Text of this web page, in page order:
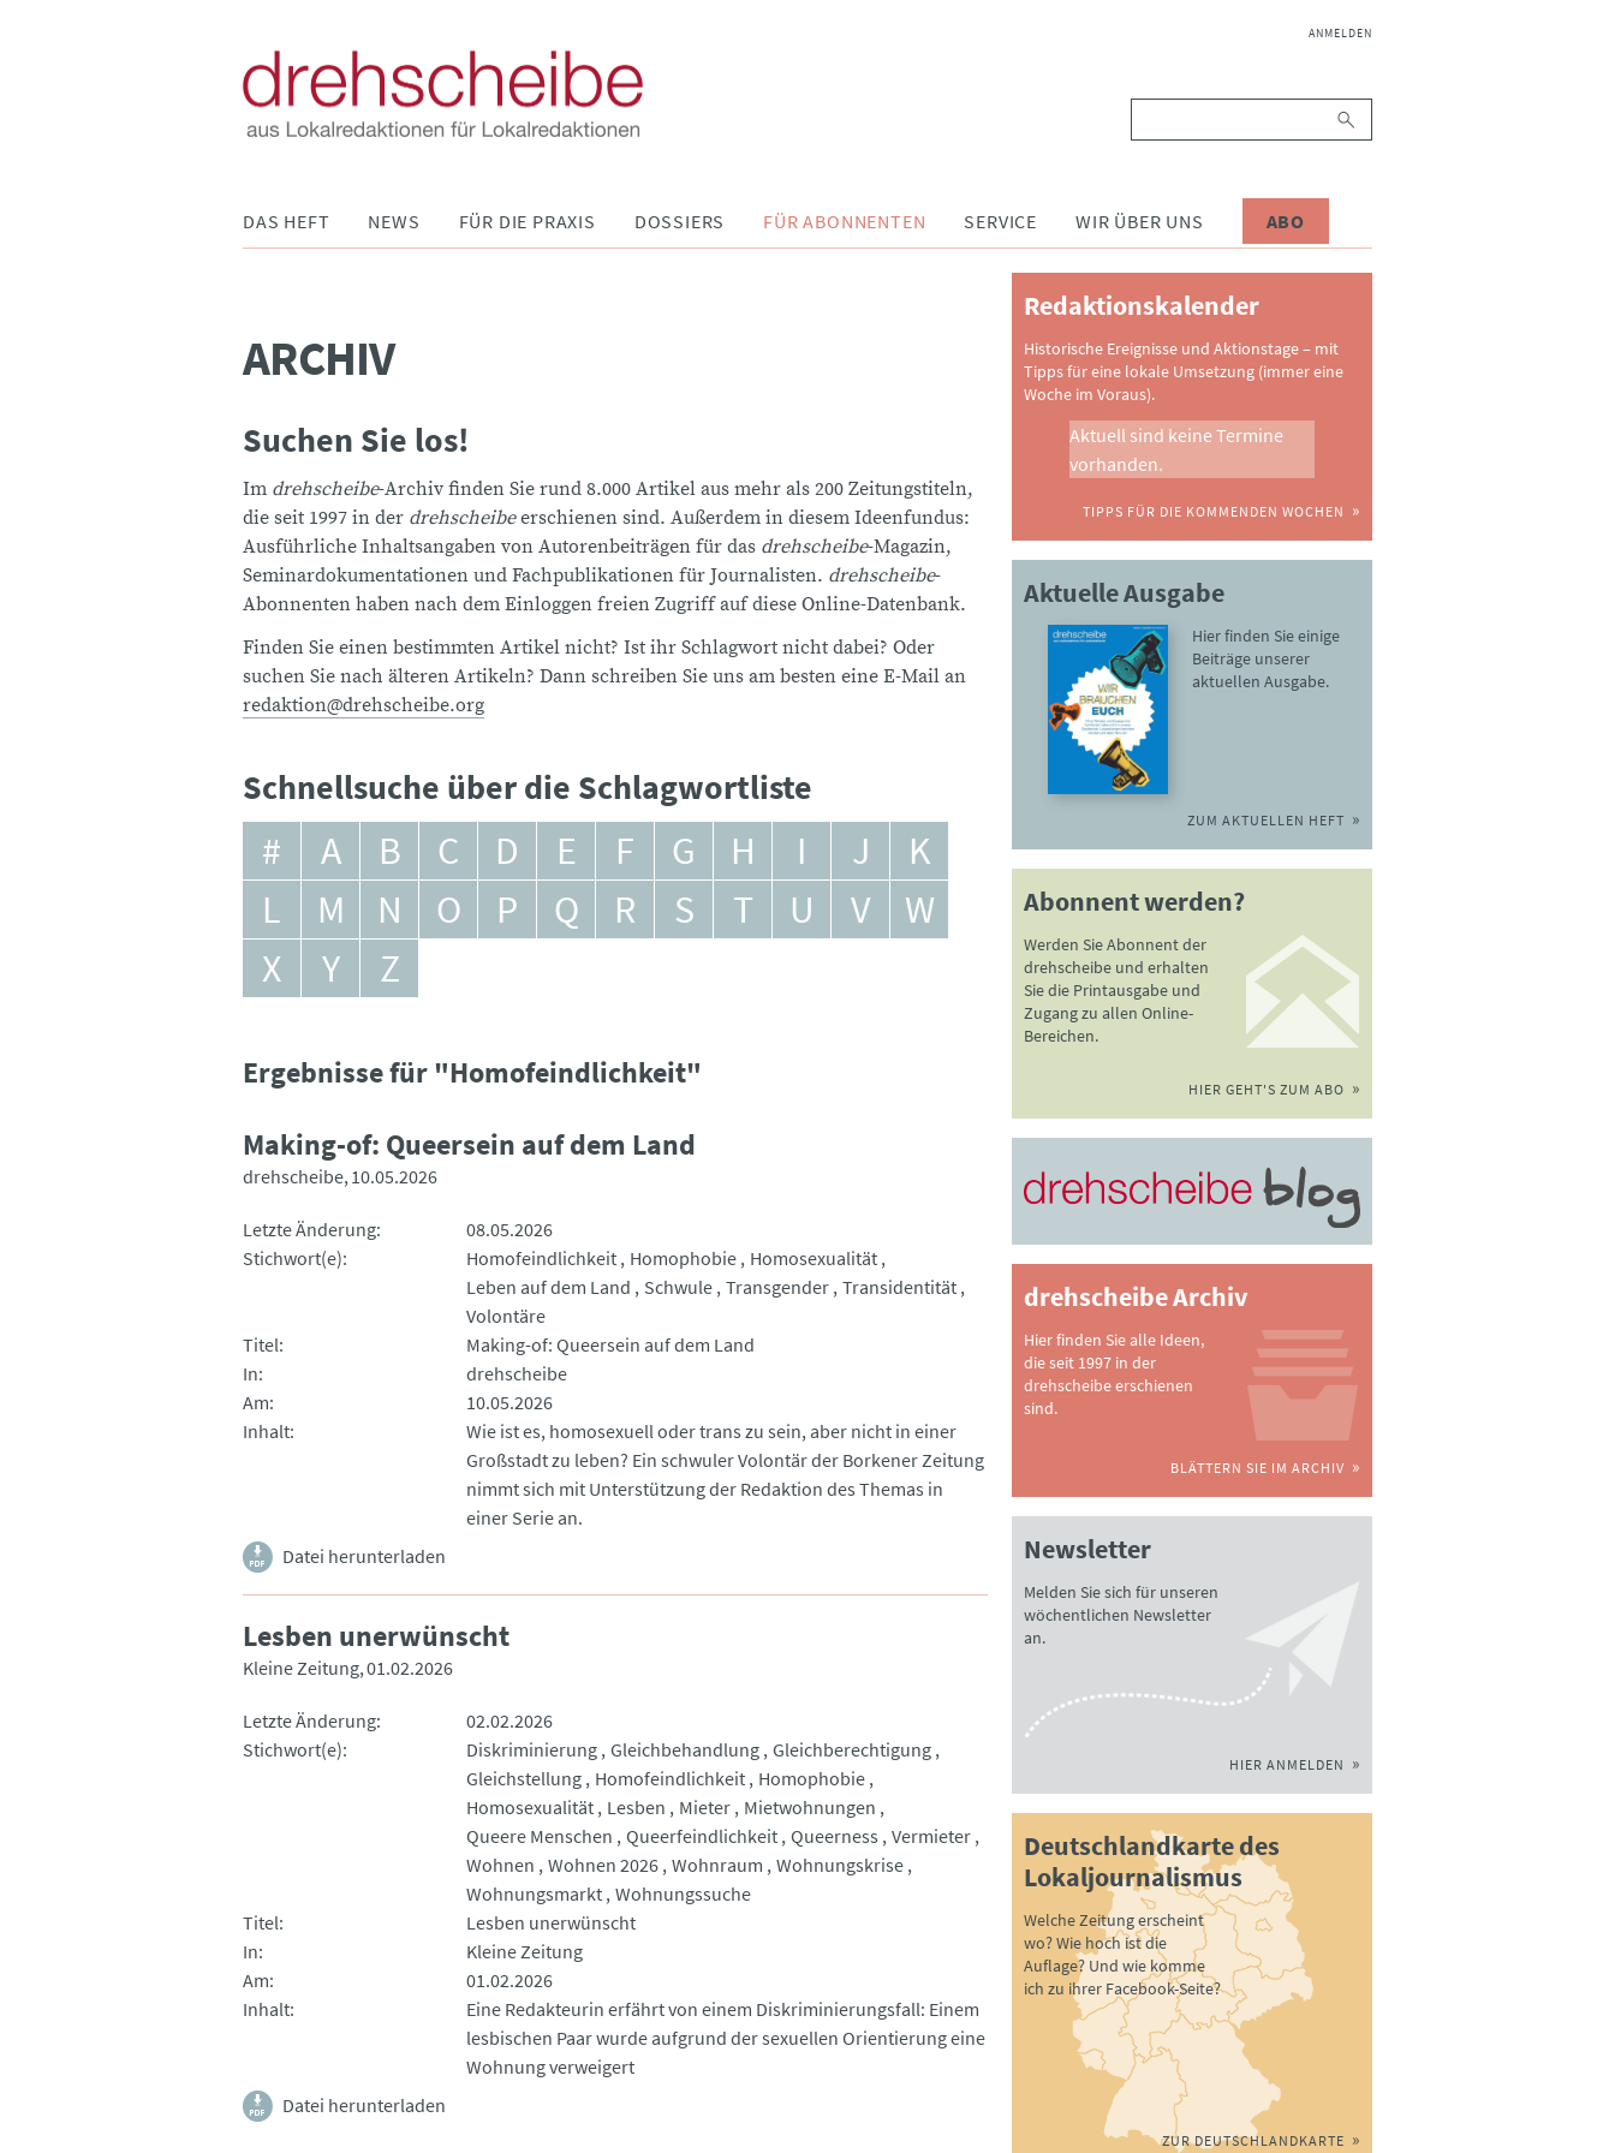
NAVIGATION
ANMELDEN
DAS HEFT NEWS FÜR DIE PRAXIS DOSSIERS FÜR ABONNENTEN SERVICE WIR ÜBER UNS ABO
ARCHIV
Suchen Sie los!
Im drehscheibe-Archiv finden Sie rund 8.000 Artikel aus mehr als 200 Zeitungstiteln,
die seit 1997 in der drehscheibeerschienen sind. Außerdem in diesem Ideenfundus:
Ausführliche Inhaltsangaben von Autorenbeiträgen für das drehscheibe-Magazin,
Seminardokumentationen und Fachpublikationen für Journalisten. drehscheibe-
Abonnenten haben nach dem Einloggen freien Zugriff auf diese Online-Datenbank.
Finden Sie einen bestimmten Artikel nicht? Ist ihr Schlagwort nicht dabei? Oder
suchen Sie nach älteren Artikeln? Dann schreiben Sie uns am besten eine E-Mail an
redaktion@drehscheibe.org
Schnellsuche über die Schlagwortliste
# A B C D E F G H I J
K
L
M N O P Q R S T U V
W
X
Y Z
Ergebnisse für "Homofeindlichkeit"
Making-of: Queersein auf dem Land
drehscheibe 10.05.2026
Letzte Änderung
08.05.2026
Stichwort(e)
Homofeindlichkeit Homophobie
Homosexualität
Leben auf dem Land
Schwule Transgender Transidentität
Volontäre
Titel
Making-of: Queersein auf dem Land
In
drehscheibe
Am
10.05.2026
Inhalt
Wie ist es, homosexuell oder trans zu sein, aber nicht in einer
Großstadt zu leben? Ein schwuler Volontär der Borkener Zeitung
nimmt sich mit Unterstützung der Redaktion des Themas in
einer Serie an.
Datei herunterladen
Lesben unerwünscht
Kleine Zeitung 01.02.2026
Letzte Änderung
02.02.2026
Stichwort(e)
Diskriminierung Gleichbehandlung Gleichberechtigung
Gleichstellung
Homofeindlichkeit
Homophobie
Homosexualität
Lesben Mieter
Mietwohnungen
Queere Menschen Queerfeindlichkeit Queerness Vermieter
Wohnen Wohnen 2026 Wohnraum Wohnungskrise
Wohnungsmarkt Wohnungssuche
Titel
Lesben unerwünscht
In
Kleine Zeitung
Am
01.02.2026
Inhalt
Eine Redakteurin erfährt von einem Diskriminierungsfall: Einem
lesbischen Paar wurde aufgrund der sexuellen Orientierung eine
Wohnung verweigert
Datei herunterladen
Redaktionskalender
Historische Ereignisse und Aktionstage – mit
Tipps für eine lokale Umsetzung (immer eine
Woche im Voraus).
Aktuell sind keine Termine
vorhanden.
TIPPS FÜR DIE KOMMENDEN WOCHEN
Aktuelle Ausgabe
Hier finden Sie einige
Beiträge unserer
aktuellen Ausgabe.
ZUM AKTUELLEN HEFT
Abonnent werden?
Werden Sie Abonnent der
drehscheibe und erhalten
Sie die Printausgabe und
Zugang zu allen Online-
Bereichen.
HIER GEHT'S ZUM ABO
drehscheibe Archiv
Hier finden Sie alle Ideen,
die seit 1997 in der
drehscheibe erschienen
sind.
BLÄTTERN SIE IM ARCHIV
Newsletter
Melden Sie sich für unseren
wöchentlichen Newsletter
an.
HIER ANMELDEN
Deutschlandkarte des
Lokaljournalismus
Welche Zeitung erscheint
wo? Wie hoch ist die
Auflage? Und wie komme
ich zu ihrer Facebook-Seite?
ZUR DEUTSCHLANDKARTE